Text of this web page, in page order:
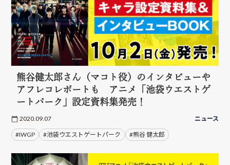
熊谷健太郎さん（マコト役）のインタビューや
アフレコレポートも アニメ「池袋ウエストゲ
ートパーク」設定資料集発売！
2020.09.07 ニュース
#IWGP #池袋ウエストゲートパーク #熊谷 健太郎